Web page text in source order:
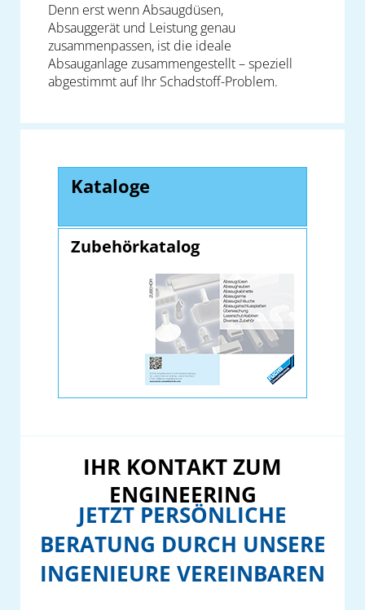
Denn erst wenn Absaugdüsen,
Absauggerät und Leistung genau
zusammenpassen, ist die ideale
Absauganlage zusammengestellt – speziell
abgestimmt auf Ihr Schadstoff-Problem.
Kataloge
Zubehörkatalog
IHR KONTAKT ZUM
ENGINEERING
JETZT PERSÖNLICHE
BERATUNG DURCH UNSERE
INGENIEURE VEREINBAREN